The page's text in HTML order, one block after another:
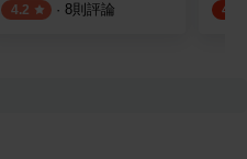
4.2 · 8則評論 4.8